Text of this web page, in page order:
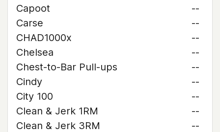
Capoot
--
Carse
--
CHAD1000x
--
Chelsea
--
Chest-to-Bar Pull-ups
--
Cindy
--
City 100
--
Clean & Jerk 1RM
--
Clean & Jerk 3RM
--